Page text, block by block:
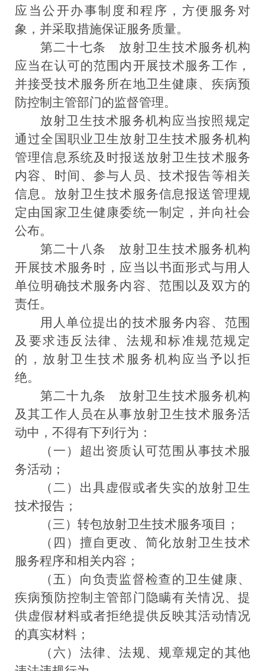
应当公开办事制度和程序，方便服务对
象，并采取措施保证服务质量。
第二十七条 放射卫生技术服务机构
应当在认可的范围内开展技术服务工作，
并接受技术服务所在地卫生健康、疾病预
防控制主管部门的监督管理。
放射卫生技术服务机构应当按照规定
通过全国职业卫生放射卫生技术服务机构
管理信息系统及时报送放射卫生技术服务
内容、时间、参与人员、技术报告等相关
信息。放射卫生技术服务信息报送管理规
定由国家卫生健康委统一制定，并向社会
公布。
第二十 八条 放射卫生技术服务机构
开展技术服务时，应当以书面形式与用人
单位明确技术服务内容、范围以及双方的
责任。
用人单位提出的技术服务内容、范围
及要求违反法律、法规和标准规范规定
的，放射卫生技术服务机构应当予以拒
绝。
第二十九条 放射卫生技术服务机构
及其工作人员在从事放射卫生技术服务活
动中，不得有下列行为：
（一）超出资质认可范围从事技术服
务活动；
（二）出具虚假或者失实的放射卫生
技术报告；
（三）转包放射卫生技术服务项目；
（四）擅自更改、简化放射卫生技术
服务程序和相关内容；
（五）向负责监督检查的卫生健康、
疾病预防控制主管部门隐瞒有关情况、提
供虚假材料或者拒绝提供反映其活动情况
的真实材料；
（六）法律、法规、规章规定的其他